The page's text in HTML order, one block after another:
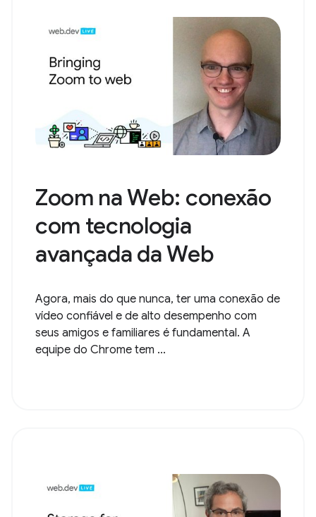
Zoom na Web: conexão
com tecnologia
avançada da Web
Agora, mais do que nunca, ter uma conexão de
vídeo confiável e de alto desempenho com
seus amigos e familiares é fundamental. A
equipe do Chrome tem ...